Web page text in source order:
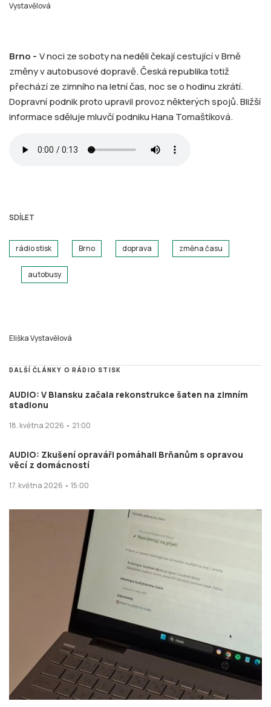
Vystavělová
Brno - V noci ze soboty na neděli čekají cestující v Brně
změny v autobusové dopravě. Česká republika totiž
přechází ze zimního na letní čas, noc se o hodinu zkrátí.
Dopravní podnik proto upravil provoz některých spojů. Bližší
informace sděluje mluvčí podniku Hana Tomaštíková.
SDÍLET
rádio stisk Brno doprava změna času
autobusy
Eliška Vystavělová
DALŠÍ ČLÁNKY O RÁDIO STISK
AUDIO: V Blansku začala rekonstrukce šaten na zimním
stadionu
18. května 2026 • 21:00
AUDIO: Zkušení opraváři pomáhali Brňanům s opravou
věcí z domácností
17. května 2026 • 15:00